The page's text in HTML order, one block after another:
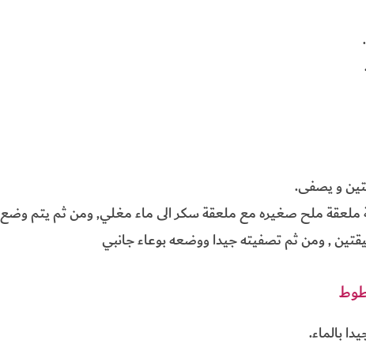
ملح صغيره مع ملعقة سكر الى ماء مغلي, ومن ثم يتم وضع
, ومن ثم تصفيته جيدا ووضعه بوعاء جانبي
بالماء.